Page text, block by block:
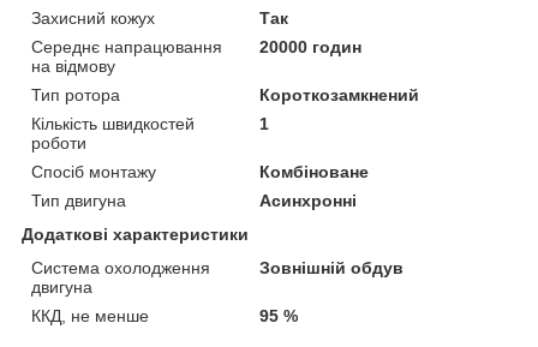
Захисний кожух
Так
Середнє напрацювання
на відмову
20000 годин
Тип ротора
Короткозамкнений
Кількість швидкостей
роботи
1
Спосіб монтажу
Комбіноване
Тип двигуна
Асинхронні
Додаткові характеристики
Система охолодження
двигуна
Зовнішній обдув
ККД, не менше 95 %